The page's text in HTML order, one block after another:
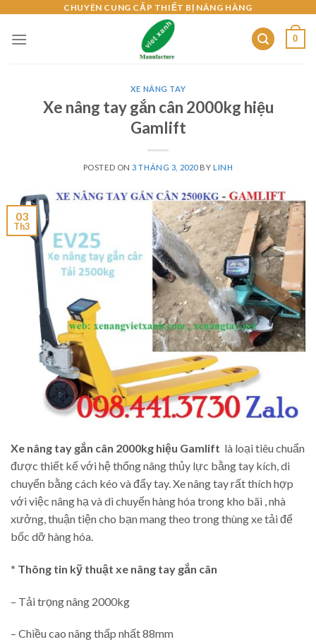
content
CHUYÊN CUNG CẤP THIẾT BỊ NÂNG HÀNG
0
XE NÂNG TAY
Xe nâng tay gắn cân 2000kg hiệu
Gamlift
POSTED ON3 THÁNG 3, 2020BY LINH
03
Th3
Xe nâng tay gắn cân 2000kg hiệu Gamlift là loại tiêu chuẩn
được thiết kế với hệ thống nâng thủy lực bằng tay kích, di
chuyển bằng cách kéo và đẩy tay. Xe nâng tay rất thích hợp
với việc nâng hạ và di chuyển hàng hóa trong kho bãi , nhà
xưởng, thuận tiện cho bạn mang theo trong thùng xe tải để
bốc dỡ hàng hóa.
* Thông tin kỹ thuật xe nâng tay gắn cân
– Tải trọng nâng 2000kg
– Chiều cao nâng thấp nhất 88mm